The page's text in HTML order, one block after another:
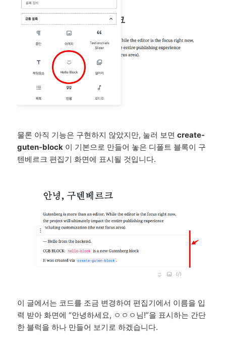
물론 아직 기능은 구현하지 않았지만, 눌러 보면create-
guten-block 이 기본으로 만들어 놓은 디폴트 블록이 구
텐베르크 편집기 화면에 표시될 것입니다.
이 글에서는 코드를 조금 변경하여 편집기에서 이름을 입
력 받아 화면에 “안녕하세요, ㅇㅇㅇ님!”을 표시하는 간단
한 블럭을 하나 만들어 보기로 하겠습니다.